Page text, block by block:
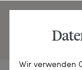
Wir verwenden